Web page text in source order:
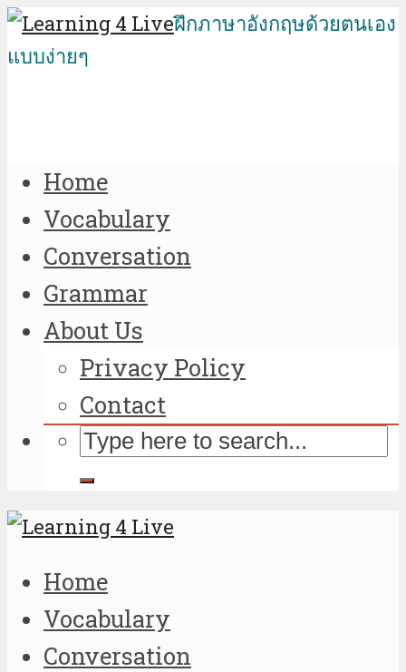
ฝึกภาษาอังกฤษด้วยตนเอง
แบบง่ายๆ
Home
Vocabulary
Conversation
Grammar
About Us
Privacy Policy
Contact
Home
Vocabulary
Conversation